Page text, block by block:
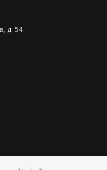
д. 54